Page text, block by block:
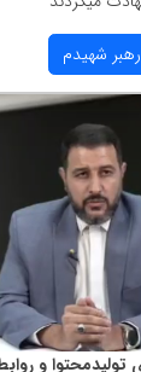
رهبر شهیدم
و